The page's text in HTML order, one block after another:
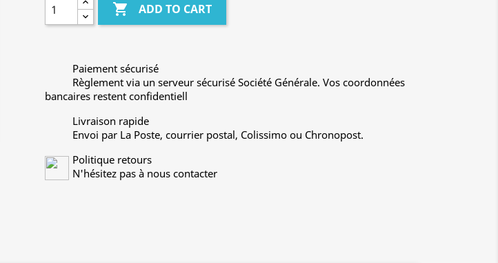
 ADD TO CART
Paiement sécurisé
Règlement via un serveur sécurisé Société Générale. Vos coordonnées
bancaires restent confidentiell
Livraison rapide
Envoi par La Poste, courrier postal, Colissimo ou Chronopost.
Politique retours
N'hésitez pas à nous contacter